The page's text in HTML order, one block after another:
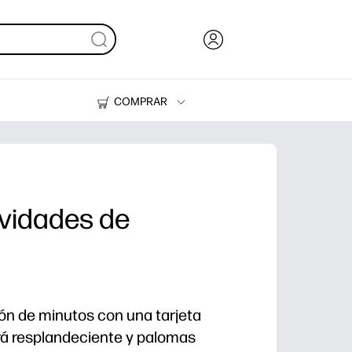
COMPRAR
Impresoras
de
de minutos con una tarjeta
resplandeciente y palomas